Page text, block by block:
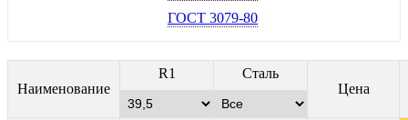
ГОСТ 3079-80
Наименование
R1
Сталь
Цена